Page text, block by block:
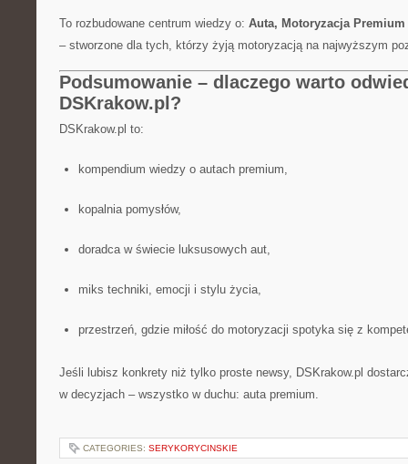
To rozbudowane centrum wiedzy o: Auta, Motoryzacja
– stworzone dla tych, którzy żyją motoryzacją na najwyższym
Podsumowanie – dlaczego warto
DSKrakow.pl?
DSKrakow.pl to:
kompendium wiedzy o autach premium,
kopalnia pomysłów,
doradca w świecie luksusowych aut,
miks techniki, emocji i stylu życia,
przestrzeń, gdzie miłość do motoryzacji spotyka się z
Jeśli lubisz konkrety niż tylko proste newsy, DSKrakow.pl
w decyzjach – wszystko w duchu: auta premium.
CATEGORIES: SERYKORYCINSKIE